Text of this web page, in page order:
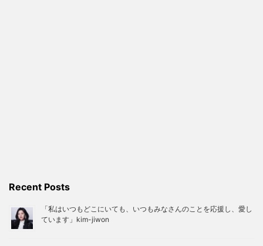
Recent Posts
「私はいつもどこにいても、いつもみなさんのことを応援し、愛し
ています」kim-jiwon